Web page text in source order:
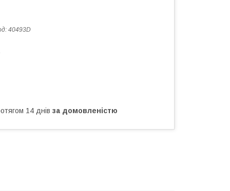
40493D
14 днів за домовленістю